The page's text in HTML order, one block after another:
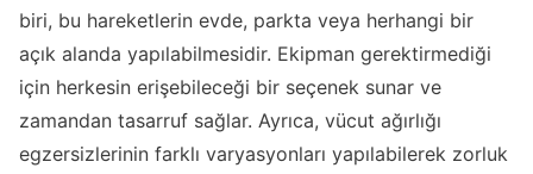
biri, bu hareketlerin evde, parkta veya herhangi bir
açık alanda yapılabilmesidir. Ekipman gerektirmediği
için herkesin erişebileceği bir seçenek sunar ve
zamandan tasarruf sağlar. Ayrıca, vücut ağırlığı
egzersizlerinin farklı varyasyonları yapılabilerek zorluk